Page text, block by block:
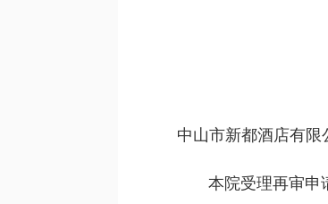
中山市新都酒店有限
本院受理再审申请